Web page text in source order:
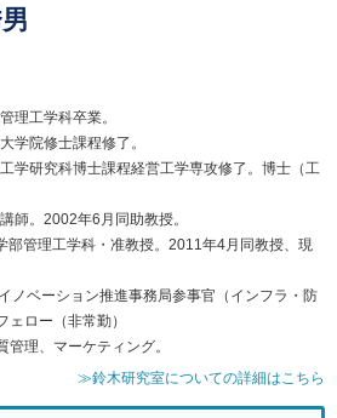
理工学科卒業。
学院修士課程修了。
学研究科博士課程経営工学専攻修了。博士（工
師。2002年6月同助教授。
部管理工学科・准教授。2011年4月同教授、現
ノベーション推進事務局参事官（インフラ・防
ロー（非常勤）
理、マーケティング。
≫鈴木研究室についての詳細はこちら